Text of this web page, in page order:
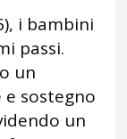
i bambini
passi.
un
sostegno
un